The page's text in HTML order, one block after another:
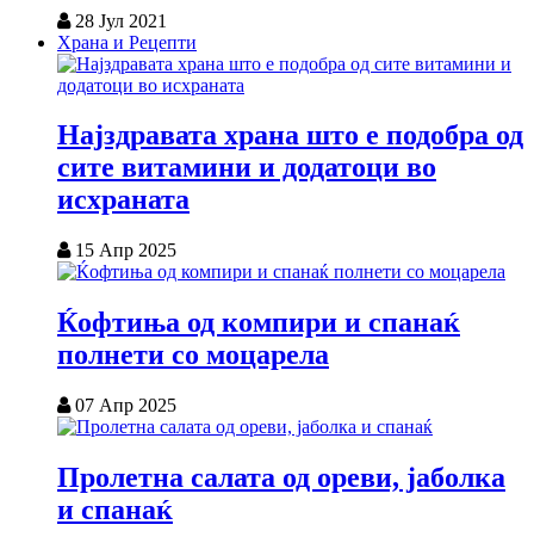
28 Јул 2021
Храна и Рецепти
Најздравата храна што е подобра од
сите витамини и додатоци во
исхраната
15 Апр 2025
Ќофтиња од компири и спанаќ
полнети со моцарела
07 Апр 2025
Пролетна салата од ореви, јаболка
и спанаќ